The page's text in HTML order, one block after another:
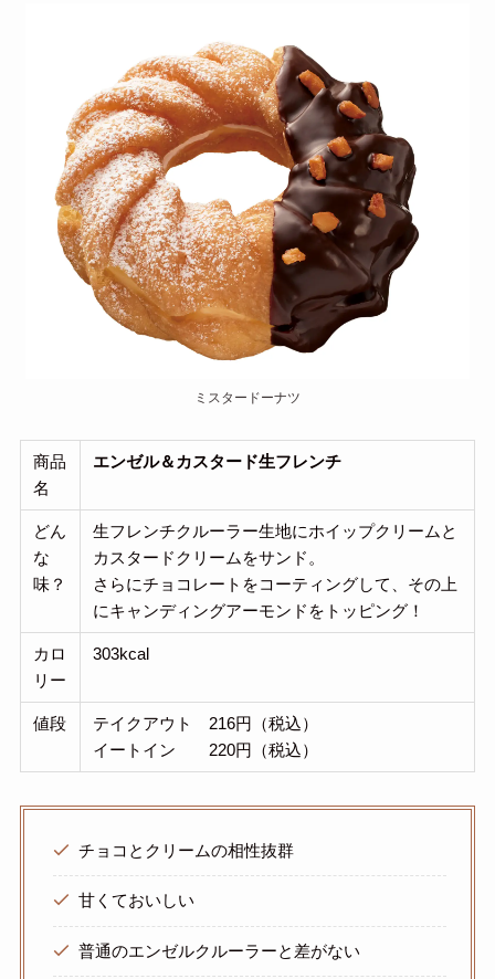
ミスタードーナツ
商品
名
エンゼル＆カスタード生フレンチ
どん
な
味？
生フレンチクルーラー生地にホイップクリームと
カスタードクリームをサンド。
さらにチョコレートをコーティングして、その上
にキャンディングアーモンドをトッピング！
カロ
リー
303kcal
値段
テイクアウト 216円（税込）
イートイン 220円（税込）
チョコとクリームの相性抜群
甘くておいしい
普通のエンゼルクルーラーと差がない